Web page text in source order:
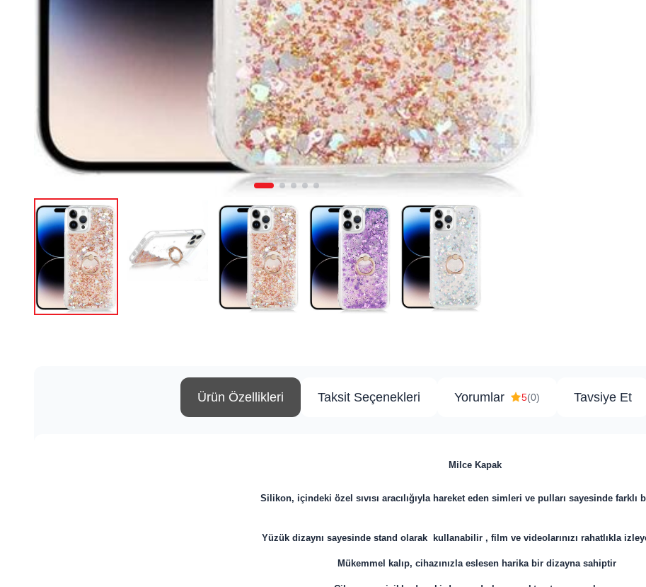
Ürün Özellikleri Taksit Seçenekleri Yorumlar 5(0) Tavsiye Et
​Milce Kapak
Silikon, içindeki özel sıvısı aracılığıyla hareket eden simleri ve pulları sayesinde farklı
Yüzük dizaynı sayesinde stand olarak kullanabilir , film ve videolarınızı rahatlıkla
Mükemmel kalıp, cihazınızla eslesen harika bir dizayna sahiptir